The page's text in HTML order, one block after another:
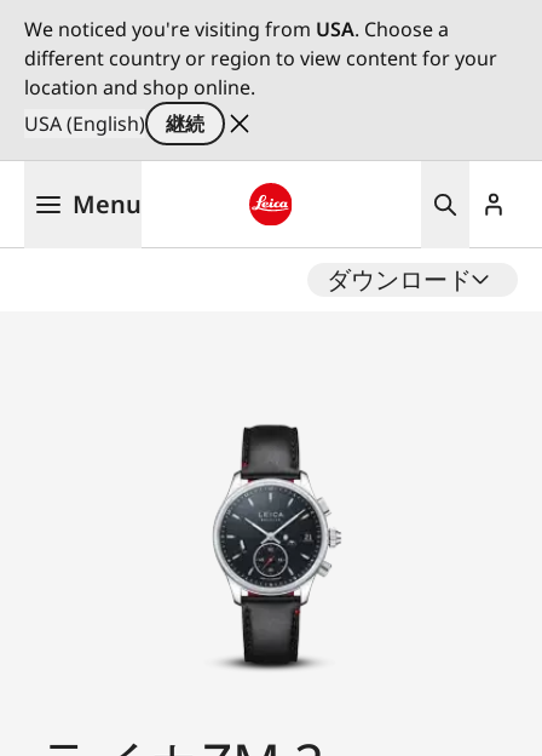
We noticed you're visiting from USA. Choose a
different country or region to view content for your
location and shop online.
USA (English)
継続
Menu
ダウンロード